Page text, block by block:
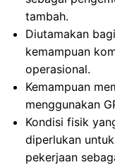
tambah.
Diutamakan
kemampuan
operasional.
Kemampuan
menggunakan
Kondisi fisik
diperlukan
pekerjaan